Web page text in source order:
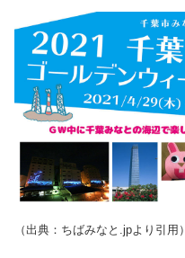
（出典：ちばみなと.jpより引用）